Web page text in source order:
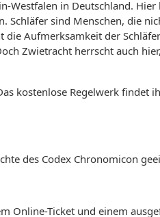
Westfalen in Deutschland.
Schläfer sind Menschen, die
Aufmerksamkeit der
Zwietracht herrscht auch
kostenlose Regelwerk findet
des Codex Chronomicon
Online-Ticket und einem